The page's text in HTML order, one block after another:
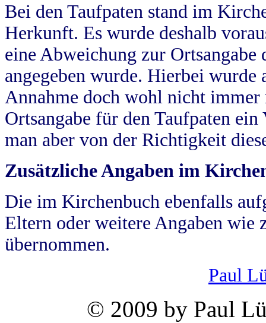
Bei den Taufpaten stand im
Herkunft. Es wurde deshalb
eine Abweichung zur
angegeben wurde. Hierbei wurde
Annahme doch wohl nicht
Ortsangabe für den Taufpaten
man aber von der Richtigkeit
Zusätzliche Angaben im
Die im Kirchenbuch ebenfalls
Eltern oder weitere Angaben wie
übernommen.
Paul
© 2009 by Paul